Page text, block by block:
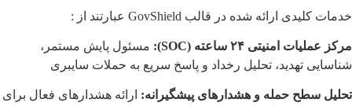
خدمات کلیدی ارائه شده در قالب GovShield عبارتند از :
مرکز عملیات امنیتی ۲۴ ساعته (SOC):
مسئول پایش مستمر،
شناسایی تهدید، تحلیل رخداد و پاسخ سریع به حملات سایبری
تحلیل سطح حمله و هشدارهای پیشگیرانه: ارائه هشدارهای فعال برای